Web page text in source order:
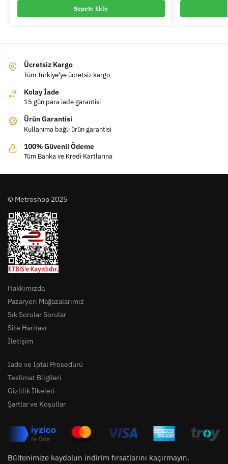
Sepete Ekle
Ücretsiz Kargo
Tüm Türkiye'ye ücretsiz kargo
Kolay İade
15 gün para iade garantisi
Ürün Garantisi
Kullanıma bağlı ürün garantisi
100% Güvenli Ödeme
Tüm Banka ve Kredi Kartlarına
© Metroshop 2025
Hakkımızda
Pazaryeri Mağazalarımız
Sık Sorular Sorular
Site Haritası
İletişim
İade ve İptal Prosedürü
Teslimat Bilgileri
Gizlilik İlkeleri
Şartlar ve Koşullar
Bültenimize kaydolun indirim fırsatlarını kaçırmayın.